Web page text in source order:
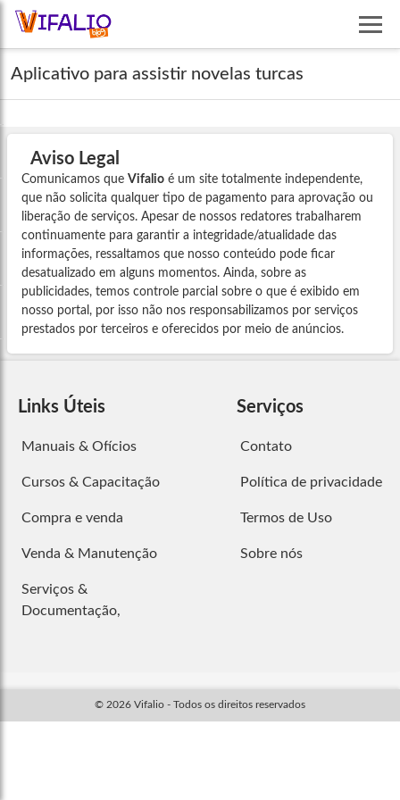
Aplicativo para assistir novelas turcas
Aviso Legal
Comunicamos que Vifalio é um site totalmente independente,
que não solicita qualquer tipo de pagamento para aprovação ou
liberação de serviços. Apesar de nossos redatores trabalharem
continuamente para garantir a integridade/atualidade das
informações, ressaltamos que nosso conteúdo pode ficar
desatualizado em alguns momentos. Ainda, sobre as
publicidades, temos controle parcial sobre o que é exibido em
nosso portal, por isso não nos responsabilizamos por serviços
prestados por terceiros e oferecidos por meio de anúncios.
Links Úteis
Manuais & Ofícios
Cursos & Capacitação
Compra e venda
Venda & Manutenção
Serviços &
Documentação,
Serviços
Contato
Política de privacidade
Termos de Uso
Sobre nós
© 2026 Vifalio - Todos os direitos reservados